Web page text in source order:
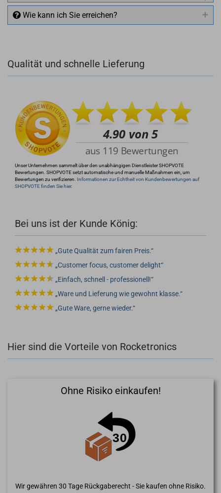
Wie kann ich Sie erreichen?
+49 (0)4281 50 79 78 2
info@rocketronics.de
Qualität und schnelle Lieferung
Unser Unternehmen sammelt über den unabhängigen Dienstleister SHOPVOTE
Bewertungen. SHOPVOTE setzt automatische und manuelle Maßnahmen ein, um
Bewertungen zu verifizieren. Informationen zur Echtheit von Kundenbewertungen auf
SHOPVOTE finden Sie hier.
Bei uns ist der Kunde König:
Gute Qualität zum fairen Preis.
Customer focus, customer delight
Einfach, schnell - professionell!
Ware und Lieferung wie gewohnt klasse.
Gute Ware, gerne wieder.
Hier sind die Vorteile von Rocketronics
Ohne Risiko einkaufen!
Wir gewähren 30 Tage Rückgaberecht - Sie kaufen ohne Risiko.